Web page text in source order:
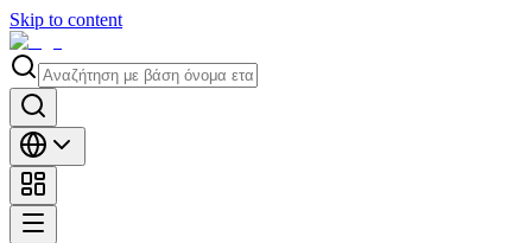
Skip to content